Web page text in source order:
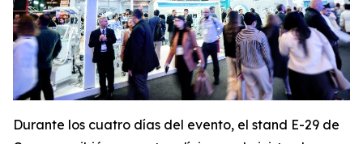
Durante los cuatro días del evento, el stand E-29 de